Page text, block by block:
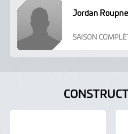
Jordan
e
l
g
e
SAISON